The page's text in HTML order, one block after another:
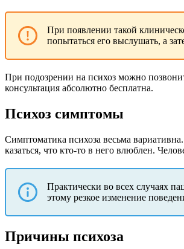
При появлении такой
попытаться его выслушать, а
При подозрении на психоз можно
консультация абсолютно бесплатна.
Психоз симптомы
Симптоматика психоза весьма
казаться, что кто-то в него влюблен.
Практически во всех случаях
этому резкое изменение
Причины психоза